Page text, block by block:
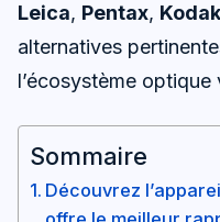
Leica, Pentax, Kodak
alternatives
l’écosystème optique
Sommaire
Découvrez